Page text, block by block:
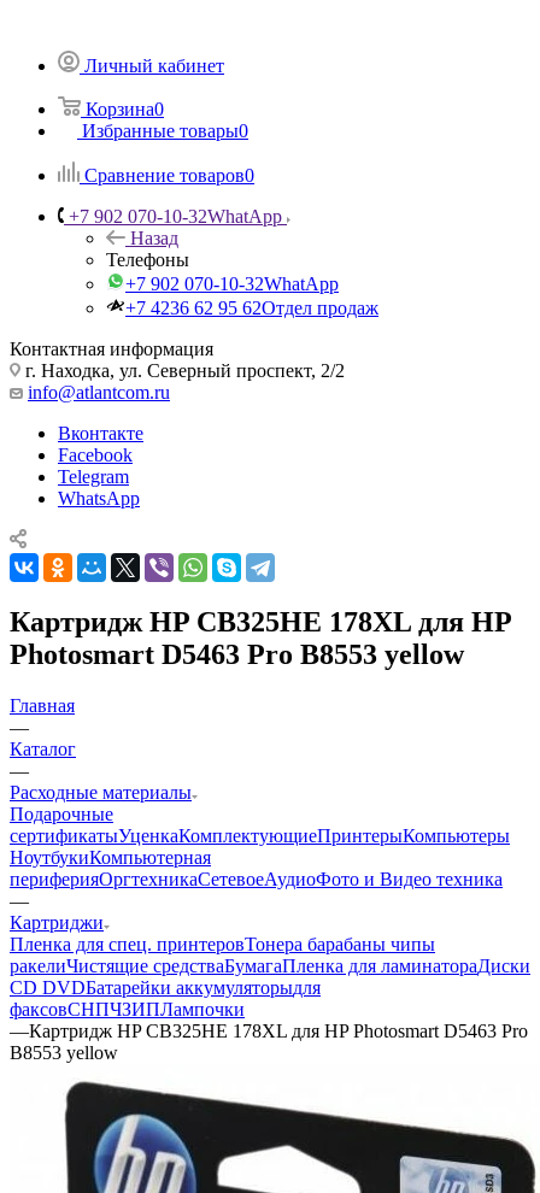
Личный кабинет
Корзина0
Избранные товары0
Сравнение товаров0
+7 902 070-10-32WhatApp
Назад
Телефоны
+7 902 070-10-32WhatApp
+7 4236 62 95 62Отдел продаж
Контактная информация
г. Находка, ул. Северный проспект, 2/2
info@atlantcom.ru
Вконтакте
Facebook
Telegram
WhatsApp
Картридж HP CB325HE 178XL для HP
Photosmart D5463 Pro B8553 yellow
Главная
—
Каталог
—
Расходные материалы
Подарочные
сертификатыУценкаКомплектующиеПринтерыКомпьютеры
НоутбукиКомпьютерная
периферияОргтехникаСетевоеАудиоФото и Видео техника
—
Картриджи
Пленка для спец. принтеровТонера барабаны чипы
ракелиЧистящие средстваБумагаПленка для ламинатораДиски
CD DVDБатарейки аккумуляторыдля
факсовСНПЧЗИПЛампочки
—Картридж HP CB325HE 178XL для HP Photosmart D5463 Pro
B8553 yellow